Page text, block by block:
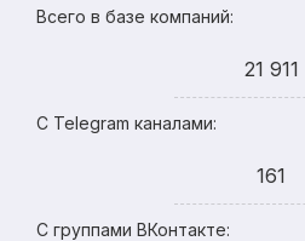
Всего в базе компаний:
21 911
С Telegram каналами:
161
С группами ВКонтакте: